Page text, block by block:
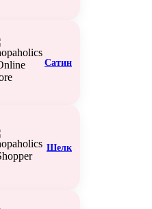
Сатин
Шелк